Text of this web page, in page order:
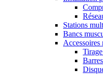
Stations
Bancs
Accessoires